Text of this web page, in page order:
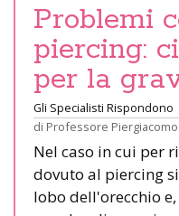
Problemi
piercing:
per la
Gli Specialisti Rispondono
di Professore
Nel caso in cui per
dovuto al piercing
lobo dell'orecchio